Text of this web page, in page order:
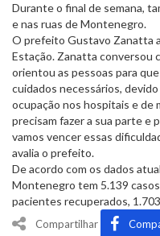
Durante o final de semana,
e nas ruas de Montenegro.
O prefeito Gustavo Zanatta
Estação. Zanatta conversou
orientou as pessoas para
cuidados necessários,
ocupação nos hospitais e de
precisam fazer a sua parte e
vamos vencer essas
avalia o prefeito.
De acordo com os dados
Montenegro tem 5.139
pacientes recuperados,
Compartilhar